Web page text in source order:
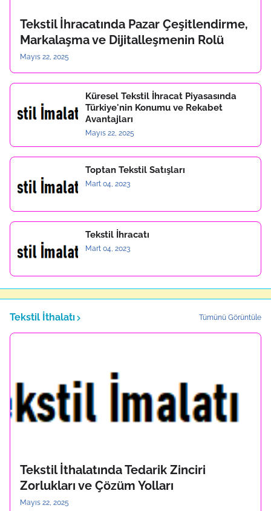
Tekstil İhracatında Pazar Çeşitlendirme,
Markalaşma ve Dijitalleşmenin Rolü
Mayıs 22, 2025
Küresel Tekstil İhracat Piyasasında
Türkiye'nin Konumu ve Rekabet
Avantajları
Mayıs 22, 2025
Toptan Tekstil Satışları
Mart 04, 2023
Tekstil İhracatı
Mart 04, 2023
Tekstil İthalatı Tümünü Görüntüle
Tekstil İthalatında Tedarik Zinciri
Zorlukları ve Çözüm Yolları
Mayıs 22, 2025